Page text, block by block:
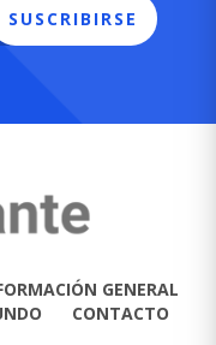
SUSCRIBIRSE
GENERAL
CONTACTO